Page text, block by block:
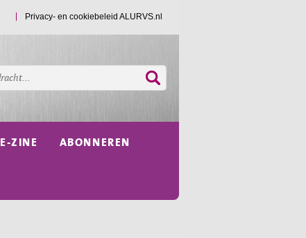
Privacy- en cookiebeleid ALURVS.nl
E-ZINE ABONNEREN